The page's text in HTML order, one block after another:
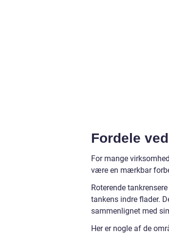
Fordele
For mange
være en mærkbar
Roterende
tankens indre flader.
sammenlignet med
Her er nogle af de